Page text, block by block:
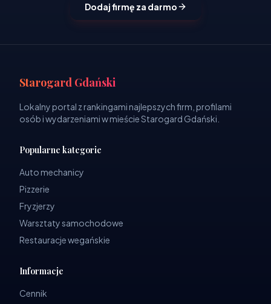
Dodaj firmę za darmo
Starogard Gdański
Lokalny portal z rankingami najlepszych firm, profilami
osób i wydarzeniami w mieście Starogard Gdański.
Popularne kategorie
Auto mechanicy
Pizzerie
Fryzjerzy
Warsztaty samochodowe
Restauracje wegańskie
Informacje
Cennik